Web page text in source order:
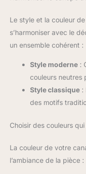
Le style et la couleur
s’harmoniser avec le
un ensemble cohérent :
Style moderne :
couleurs neutres
Style classique :
des motifs
Choisir des couleurs
La couleur de votre
l’ambiance de la pièce :